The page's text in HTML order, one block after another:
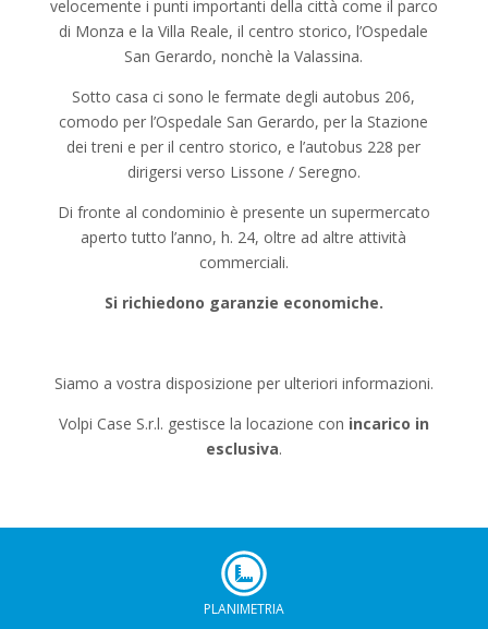
velocemente i punti importanti della città come il parco
di Monza e la Villa Reale, il centro storico, l’Ospedale
San Gerardo, nonchè la Valassina.
Sotto casa ci sono le fermate degli autobus 206,
comodo per l’Ospedale San Gerardo, per la Stazione
dei treni e per il centro storico, e l’autobus 228 per
dirigersi verso Lissone / Seregno.
Di fronte al condominio è presente un supermercato
aperto tutto l’anno, h. 24, oltre ad altre attività
commerciali.
Si richiedono garanzie economiche.
Siamo a vostra disposizione per ulteriori informazioni.
Volpi Case S.r.l. gestisce la locazione con incarico in
esclusiva.
PLANIMETRIA